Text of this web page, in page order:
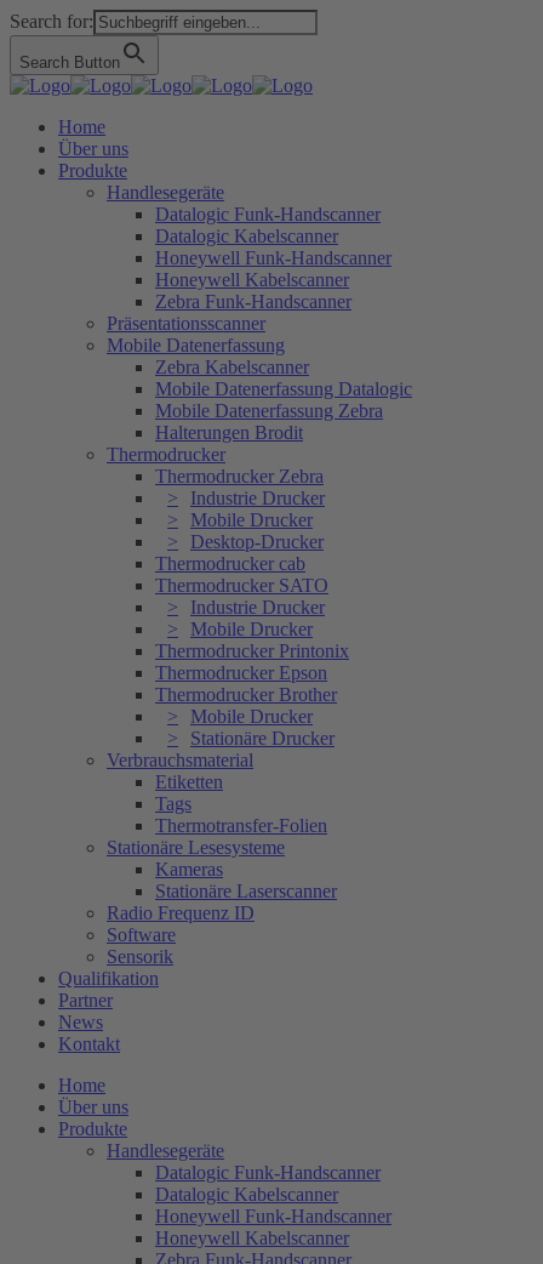
Search for:
Search Button
Home
Über uns
Produkte
Handlesegeräte
Datalogic Funk-Handscanner
Datalogic Kabelscanner
Honeywell Funk-Handscanner
Honeywell Kabelscanner
Zebra Funk-Handscanner
Präsentationsscanner
Mobile Datenerfassung
Zebra Kabelscanner
Mobile Datenerfassung Datalogic
Mobile Datenerfassung Zebra
Halterungen Brodit
Thermodrucker
Thermodrucker Zebra
Industrie Drucker
Mobile Drucker
Desktop-Drucker
Thermodrucker cab
Thermodrucker SATO
Industrie Drucker
Mobile Drucker
Thermodrucker Printonix
Thermodrucker Epson
Thermodrucker Brother
Mobile Drucker
Stationäre Drucker
Verbrauchsmaterial
Etiketten
Tags
Thermotransfer-Folien
Stationäre Lesesysteme
Kameras
Stationäre Laserscanner
Radio Frequenz ID
Software
Sensorik
Qualifikation
Partner
News
Kontakt
Home
Über uns
Produkte
Handlesegeräte
Datalogic Funk-Handscanner
Datalogic Kabelscanner
Honeywell Funk-Handscanner
Honeywell Kabelscanner
Zebra Funk-Handscanner